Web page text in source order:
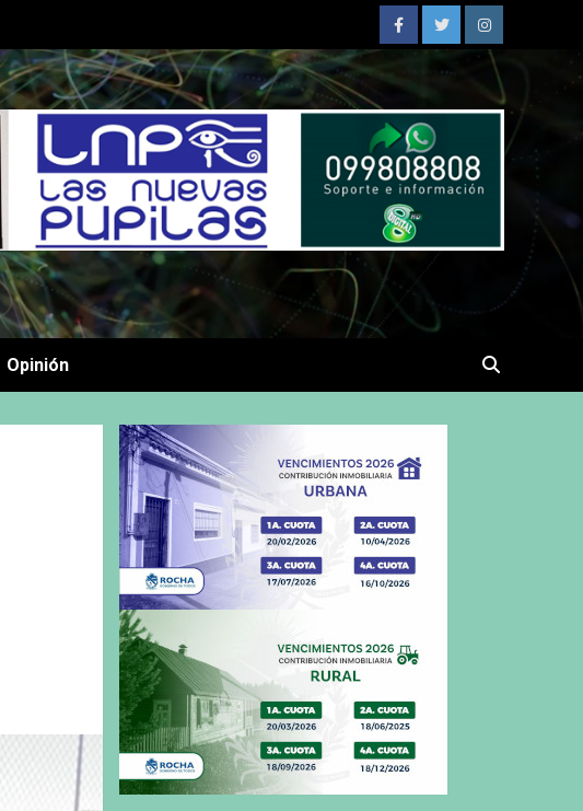
FacebookTwitterInstagram
Opinión